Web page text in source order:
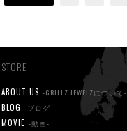
STORE
ABOUT US -GRILLZ JEWELZについて-
BLOG -ブログ-
MOVIE -動画-